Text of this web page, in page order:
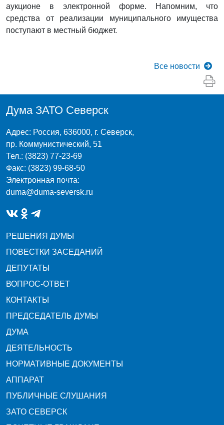
аукционе в электронной форме. Напомним, что
средства от реализации муниципального имущества
поступают в местный бюджет.
Все новости
Дума ЗАТО Северск
Адрес: Россия, 636000, г. Северск,
пр. Коммунистический, 51
Тел.: (3823) 77-23-69
Факс: (3823) 99-68-50
Электронная почта:
duma@duma-seversk.ru
РЕШЕНИЯ ДУМЫ
ПОВЕСТКИ ЗАСЕДАНИЙ
ДЕПУТАТЫ
ВОПРОС-ОТВЕТ
КОНТАКТЫ
ПРЕДСЕДАТЕЛЬ ДУМЫ
ДУМА
ДЕЯТЕЛЬНОСТЬ
НОРМАТИВНЫЕ ДОКУМЕНТЫ
АППАРАТ
ПУБЛИЧНЫЕ СЛУШАНИЯ
ЗАТО СЕВЕРСК